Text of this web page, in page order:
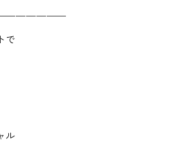
￣￣￣￣￣￣
で
ル